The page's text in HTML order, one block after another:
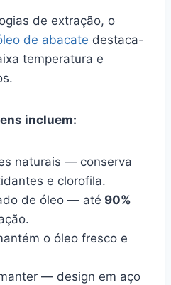
de extração, o
de abacate destaca-
temperatura e
incluem:
naturais — conserva
e clorofila.
de óleo — até 90%
o óleo fresco e
— design em aço